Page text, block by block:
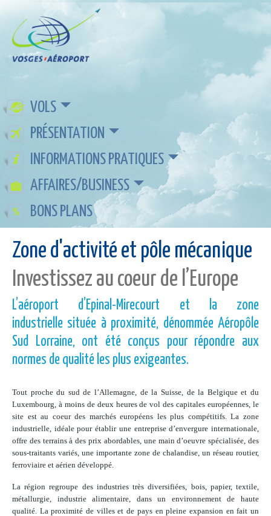
VOLS
PRÉSENTATION
INFORMATIONS PRATIQUES
AFFAIRES/BUSINESS
BONS PLANS
Zone d'activité et pôle mécanique
Investissez au coeur de l’Europe
L’aéroport d’Epinal-Mirecourt et la zone
industrielle située à proximité, dénommée Aéropôle
Sud Lorraine, ont été conçus pour répondre aux
normes de qualité les plus exigeantes.
Tout proche du sud de l’Allemagne, de la Suisse, de la Belgique et du
Luxembourg, à moins de deux heures de vol des capitales européennes, le
site est au coeur des marchés européens les plus compétitifs. La zone
industrielle, idéale pour établir une entreprise d’envergure internationale,
offre des terrains à des prix abordables, une main d’oeuvre spécialisée, des
sous-traitants variés, une importante zone de chalandise, un réseau routier,
ferroviaire et aérien développé.
La région regroupe des industries très diversifiées, bois, papier, textile,
métallurgie, industrie alimentaire, dans un environnement de haute
qualité. La proximité de villes et de pays en pleine expansion en fait un